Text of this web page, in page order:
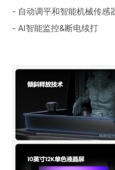
- 自动调平和智能机械传感
- AI智能监控&断电续打